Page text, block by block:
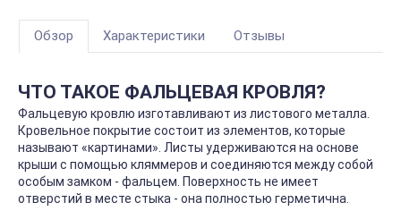
Обзор Характеристики Отзывы
ЧТО ТАКОЕ ФАЛЬЦЕВАЯ КРОВЛЯ?
Фальцевую кровлю изготавливают из листового металла.
Кровельное покрытие состоит из элементов, которые
называют «картинами». Листы удерживаются на основе
крыши с помощью кляммеров и соединяются между собой
особым замком - фальцем. Поверхность не имеет
отверстий в месте стыка - она полностью герметична.